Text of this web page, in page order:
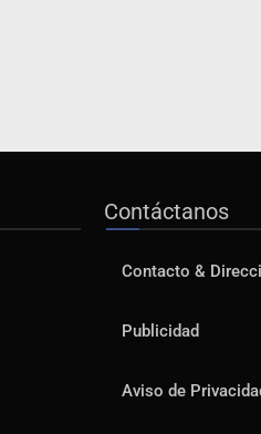
Contáctanos
Contacto &
Publicidad
Aviso de